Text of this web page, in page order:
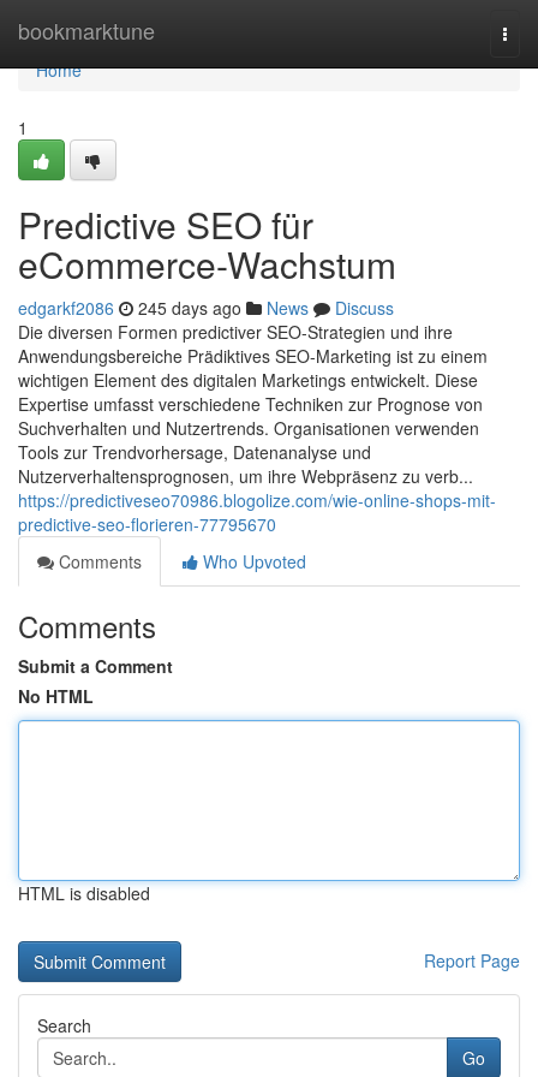
bookmarktune
Home
Home
1
Predictive SEO für
eCommerce-Wachstum
edgarkf2086 245 days ago News
Discuss
Die diversen Formen predictiver SEO-Strategien und ihre
Anwendungsbereiche Prädiktives SEO-Marketing ist zu einem
wichtigen Element des digitalen Marketings entwickelt. Diese
Expertise umfasst verschiedene Techniken zur Prognose von
Suchverhalten und Nutzertrends. Organisationen verwenden
Tools zur Trendvorhersage, Datenanalyse und
Nutzerverhaltensprognosen, um ihre Webpräsenz zu verb...
https://predictiveseo70986.blogolize.com/wie-online-shops-mit-
predictive-seo-florieren-77795670
Comments
Who Upvoted
Comments
Submit a Comment
No HTML
HTML is disabled
Report Page
Search
Go